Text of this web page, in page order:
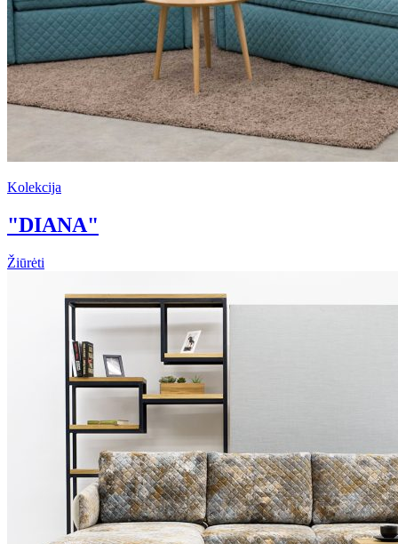
Kolekcija
"DIANA"
Žiūrėti